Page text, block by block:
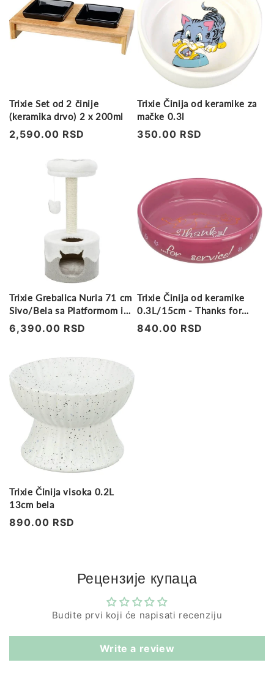
Trixie Set od 2 činije
(keramika drvo) 2 x 200ml
Regularna
2,590.00 RSD
Trixie Činija od keramike za
mačke 0.3l
Regularna
350.00 RSD
Trixie Grebalica Nuria 71 cm
Sivo/Bela sa Platformom i
Krevetom
Regularna
6,390.00 RSD
Trixie Činija od keramike
0.3L/15cm - Thanks for
service
Regularna
840.00 RSD
Trixie Činija visoka 0.2L
13cm bela
Regularna
890.00 RSD
Рецензије купаца
Budite prvi koji će napisati recenziju
Write a review